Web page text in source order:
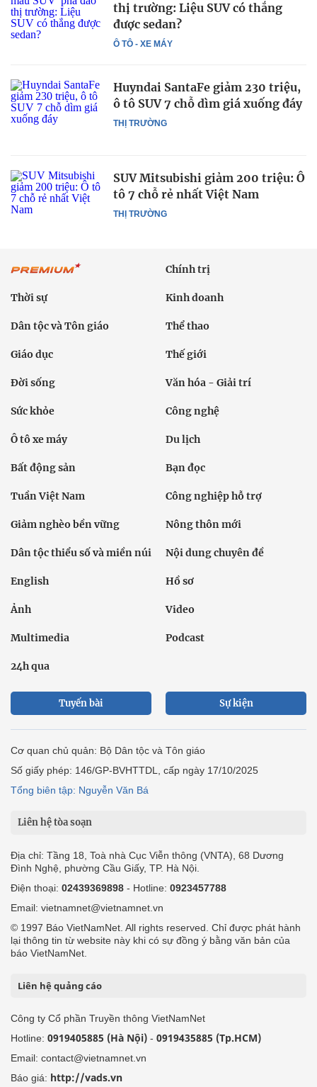
Ô TÔ - XE MÁY
thị trường: Liệu SUV có thắng
được sedan?
THỊ TRƯỜNG
Huyndai SantaFe giảm 230 triệu,
ô tô SUV 7 chỗ dìm giá xuống đáy
THỊ TRƯỜNG
SUV Mitsubishi giảm 200 triệu: Ô
tô 7 chỗ rẻ nhất Việt Nam
Chính trị
Thời sự Kinh doanh
Dân tộc và Tôn giáo Thể thao
Giáo dục Thế giới
Đời sống Văn hóa - Giải trí
Sức khỏe Công nghệ
Ô tô xe máy Du lịch
Bất động sản Bạn đọc
Tuần Việt Nam Công nghiệp hỗ trợ
Giảm nghèo bền vững Nông thôn mới
Dân tộc thiểu số và miền núi Nội dung chuyên đề
English Hồ sơ
Ảnh Video
Multimedia Podcast
24h qua
Tuyến bài Sự kiện
Cơ quan chủ quản: Bộ Dân tộc và Tôn giáo
Số giấy phép: 146/GP-BVHTTDL, cấp ngày 17/10/2025
Tổng biên tập: Nguyễn Văn Bá
Liên hệ tòa soạn
Địa chỉ: Tầng 18, Toà nhà Cục Viễn thông (VNTA), 68 Dương
Đình Nghệ, phường Cầu Giấy, TP. Hà Nội.
Điện thoại: 02439369898 - Hotline: 0923457788
Email: vietnamnet@vietnamnet.vn
© 1997 Báo VietNamNet. All rights reserved. Chỉ được phát hành
lại thông tin từ website này khi có sự đồng ý bằng văn bản của
báo VietNamNet.
Liên hệ quảng cáo
Công ty Cổ phần Truyền thông VietNamNet
Hotline: 0919405885 (Hà Nội) - 0919435885 (Tp.HCM)
Email: contact@vietnamnet.vn
Báo giá: http://vads.vn